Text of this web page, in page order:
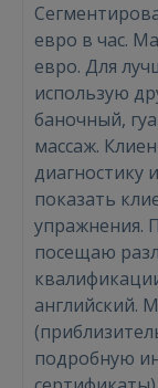
евро в час.
евро. Для
использую
баночный,
массаж.
диагностику
показать
упражнения.
посещаю
английский.
подробную